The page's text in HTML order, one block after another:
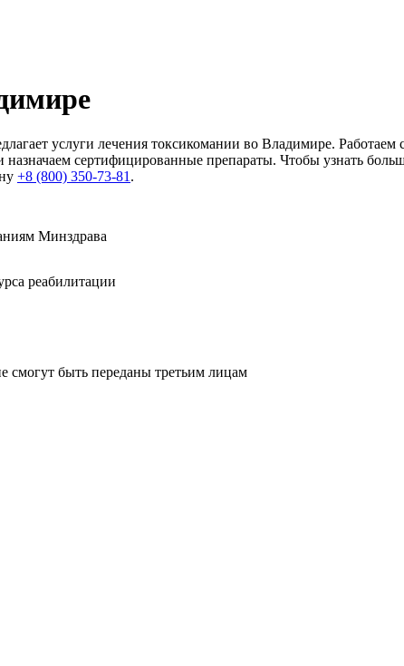
услуги лечения токсикомании во Владимире.
сертифицированные препараты. Чтобы узнать
+8 (800) 350-73-81 .
Минздрава
реабилитации
быть переданы третьим лицам